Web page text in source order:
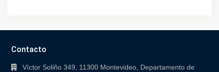
Contacto
Víctor Soliño 349, 11300 Montevideo, Departamento de